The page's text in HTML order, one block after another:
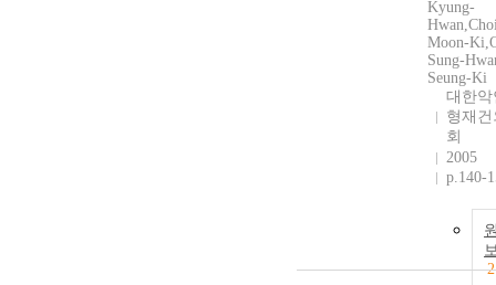
Kyung-
Moon-
Sung-
Seung-Ki
대한
형재
회
2005
p.140-
2